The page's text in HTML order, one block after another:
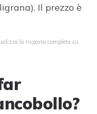
Il prezzo è
la risposta completa su